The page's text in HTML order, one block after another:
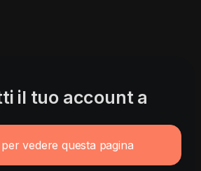
il tuo account a
vedere questa pagina